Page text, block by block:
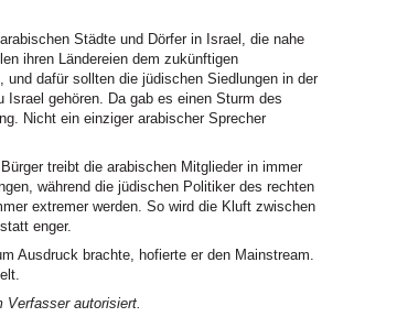
Städte und Dörfer in Israel, die nahe
ihren Ländereien dem zukünftigen
dafür sollten die jüdischen Siedlungen in der
gehören. Da gab es einen Sturm des
Nicht ein einziger arabischer Sprecher
treibt die arabischen Mitglieder in immer
während die jüdischen Politiker des rechten
extremer werden. So wird die Kluft zwischen
enger.
Ausdruck brachte, hofierte er den Mainstream.
Verfasser autorisiert.